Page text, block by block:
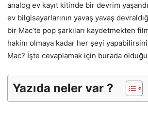
analog ev kayıt kitinde bir devrim
ev bilgisayarlarının yavaş yavaş
bir Mac’te pop şarkıları kaydetmekten
hakim olmaya kadar her şeyi
Mac? İşte cevaplamak için burada
Yazıda neler var ?